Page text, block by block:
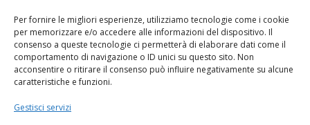
Per fornire le migliori esperienze, utilizziamo tecnologie come i cookie
per memorizzare e/o accedere alle informazioni del dispositivo. Il
consenso a queste tecnologie ci permetterà di elaborare dati come il
comportamento di navigazione o ID unici su questo sito. Non
acconsentire o ritirare il consenso può influire negativamente su alcune
caratteristiche e funzioni.
Gestisci servizi
I NOSTRI SPONSOR
Calcio Panchina